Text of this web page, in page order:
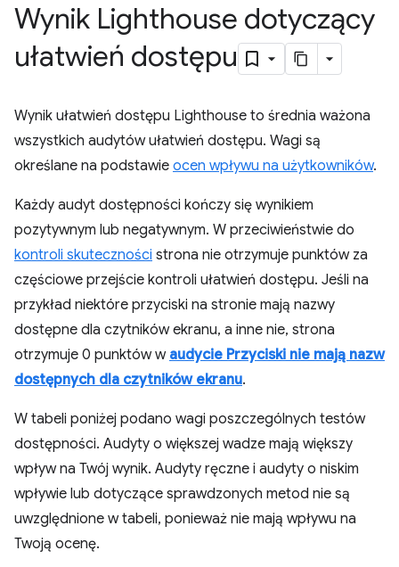
Wynik Lighthouse dotyczący
ułatwień dostępu
Wynik ułatwień dostępu Lighthouse to średnia ważona
wszystkich audytów ułatwień dostępu. Wagi są
określane na podstawie ocen wpływu na użytkowników.
Każdy audyt dostępności kończy się wynikiem
pozytywnym lub negatywnym. W przeciwieństwie do
kontroli skuteczności strona nie otrzymuje punktów za
częściowe przejście kontroli ułatwień dostępu. Jeśli na
przykład niektóre przyciski na stronie mają nazwy
dostępne dla czytników ekranu, a inne nie, strona
otrzymuje 0 punktów w audycie Przyciski nie mają nazw
dostępnych dla czytników ekranu.
W tabeli poniżej podano wagi poszczególnych testów
dostępności. Audyty o większej wadze mają większy
wpływ na Twój wynik. Audyty ręczne i audyty o niskim
wpływie lub dotyczące sprawdzonych metod nie są
uwzględnione w tabeli, ponieważ nie mają wpływu na
Twoją ocenę.